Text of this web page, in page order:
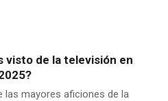
visto de la televisión en
las mayores aficiones de la